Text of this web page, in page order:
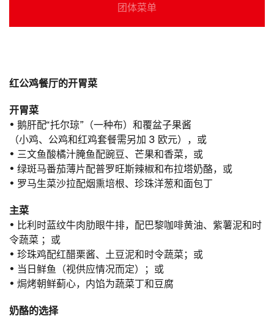
团体菜单
红公鸡餐厅的开胃菜
开胃菜
• 鹅肝配“托尔琼”（一种布）和覆盆子果酱
（小鸡、公鸡和红鸡套餐需另加 3 欧元），或
• 三文鱼酸橘汁腌鱼配豌豆、芒果和香菜，或
• 绿斑马番茄薄片配普罗旺斯辣椒和布拉塔奶酪，或
• 罗马生菜沙拉配烟熏培根、珍珠洋葱和面包丁
主菜
• 比利时蓝纹牛肉肋眼牛排，配巴黎咖啡黄油、紫薯泥和时
令蔬菜 ；或
• 珍珠鸡配红醋栗酱、土豆泥和时令蔬菜；或
• 当日鲜鱼（视供应情况而定）；或
• 焗烤朝鲜蓟心，内馅为蔬菜丁和豆腐
奶酪的选择